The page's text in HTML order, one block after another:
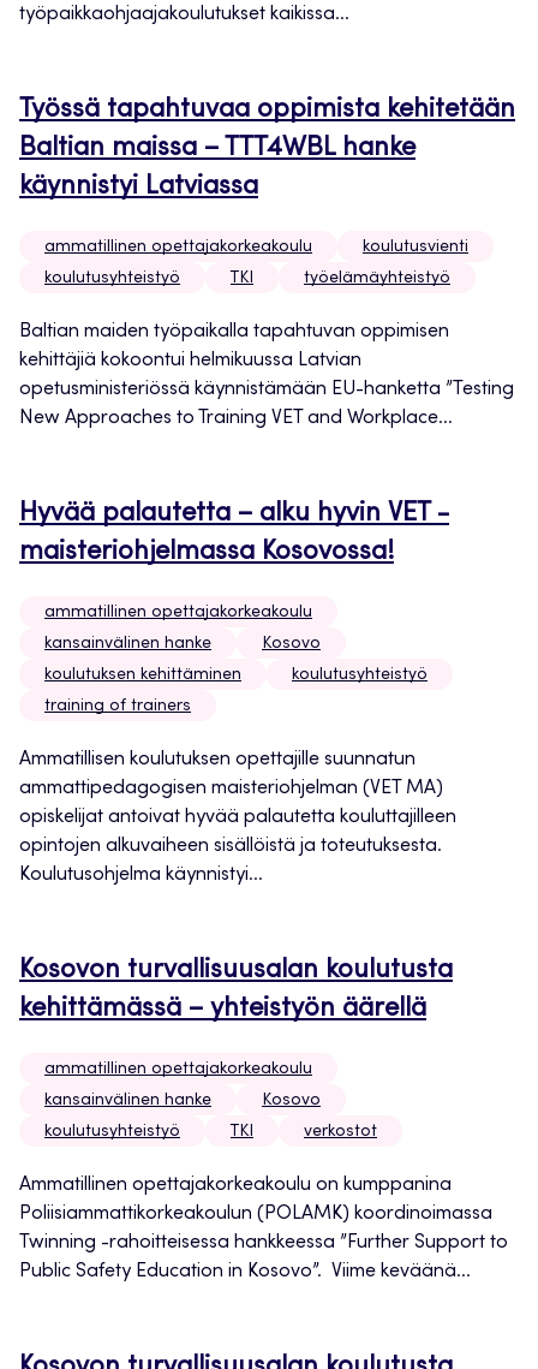
työpaikkaohjaajakoulutukset kaikissa...
Työssä tapahtuvaa oppimista kehitetään
Baltian maissa – TTT4WBL hanke
käynnistyi Latviassa
ammatillinen opettajakorkeakoulu
koulutusvienti
koulutusyhteistyö
TKI työelämäyhteistyö
Baltian maiden työpaikalla tapahtuvan oppimisen
kehittäjiä kokoontui helmikuussa Latvian
opetusministeriössä käynnistämään EU-hanketta ”Testing
New Approaches to Training VET and Workplace...
Hyvää palautetta – alku hyvin VET -
maisteriohjelmassa Kosovossa!
ammatillinen opettajakorkeakoulu
kansainvälinen hanke
Kosovo
koulutuksen kehittäminen
koulutusyhteistyö
training of trainers
Ammatillisen koulutuksen opettajille suunnatun
ammattipedagogisen maisteriohjelman (VET MA)
opiskelijat antoivat hyvää palautetta kouluttajilleen
opintojen alkuvaiheen sisällöistä ja toteutuksesta.
Koulutusohjelma käynnistyi...
Kosovon turvallisuusalan koulutusta
kehittämässä – yhteistyön äärellä
ammatillinen opettajakorkeakoulu
kansainvälinen hanke
Kosovo
koulutusyhteistyö
TKI verkostot
Ammatillinen opettajakorkeakoulu on kumppanina
Poliisiammattikorkeakoulun (POLAMK) koordinoimassa
Twinning -rahoitteisessa hankkeessa ”Further Support to
Public Safety Education in Kosovo”. Viime keväänä...